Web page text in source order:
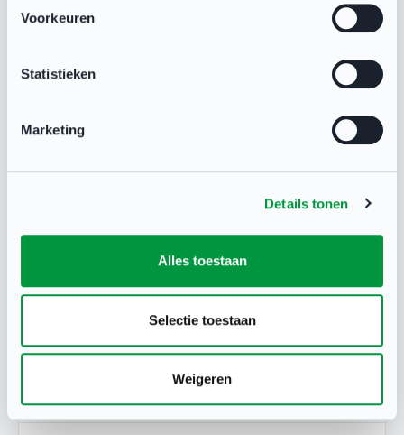
Voorkeuren
Statistieken
Marketing
Details tonen
Alles toestaan
Selectie toestaan
Weigeren
Neem contact op met NOC*NSF Sport
X
Whatsapp
binnen twee uur antwoord (tijdens werkdagen)